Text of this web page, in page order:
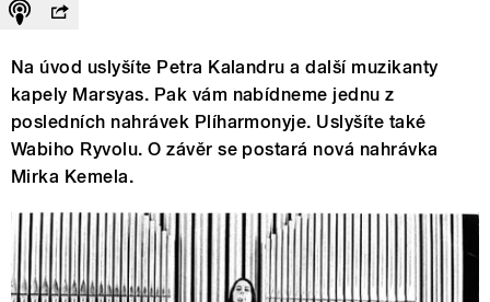
Na úvod uslyšíte Petra Kalandru a další muzikanty
kapely Marsyas. Pak vám nabídneme jednu z
posledních nahrávek Plíharmonyje. Uslyšíte také
Wabiho Ryvolu. O závěr se postará nová nahrávka
Mirka Kemela.